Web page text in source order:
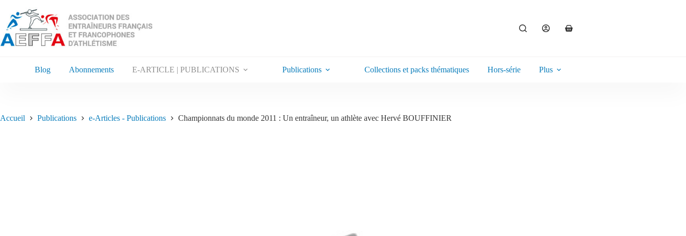
Blog Abonnements E-ARTICLE | PUBLICATIONS Publications Collections et packs thématiques Hors-série Plus
Accueil Publications e-Articles - Publications Championnats du monde 2011 : Un entraîneur, un athlète avec Hervé BOUFFINIER